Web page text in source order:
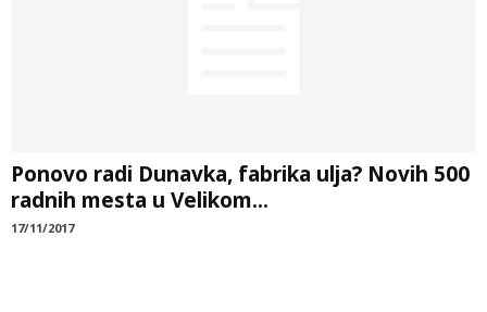
Ponovo radi Dunavka, fabrika ulja? Novih 500
radnih mesta u Velikom...
17/11/2017